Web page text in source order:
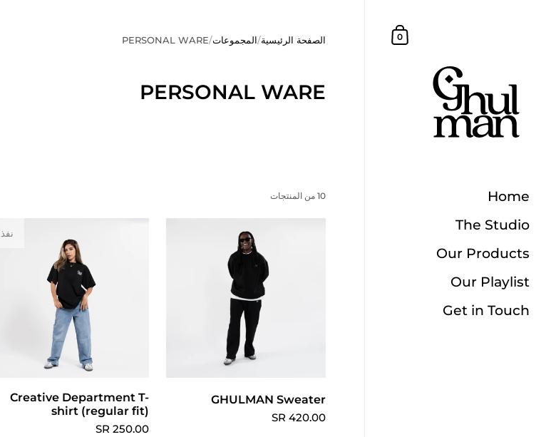
عربة التسوق
0
Home
The Studio
Our Products
Our Playlist
Get in Touch
الصفحة الرئيسية/المجموعات/
PERSONAL WARE
PERSONAL WARE
10 من المنتجات
اختر الخيارات
GHULMAN Sweater
420.00 SR
Creative Department T-
shirt (regular fit)
250.00 SR
نفذ